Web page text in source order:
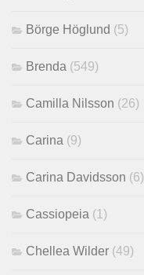
Börge Höglund (5)
Brenda (549)
Camilla Nilsson (26)
Carina (9)
Carina Davidsson (6)
Cassiopeia (1)
Chellea Wilder (49)